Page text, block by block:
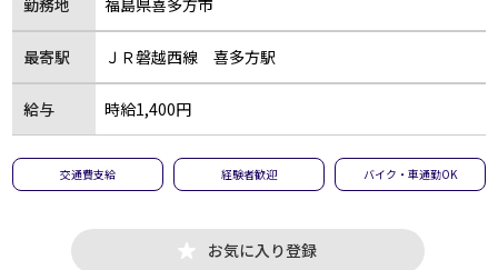
最寄駅 ＪＲ磐越西線 喜多方駅
給与 時給1,400円
交通費支給 経験者歓迎 バイク・車通勤OK
お気に入り登録